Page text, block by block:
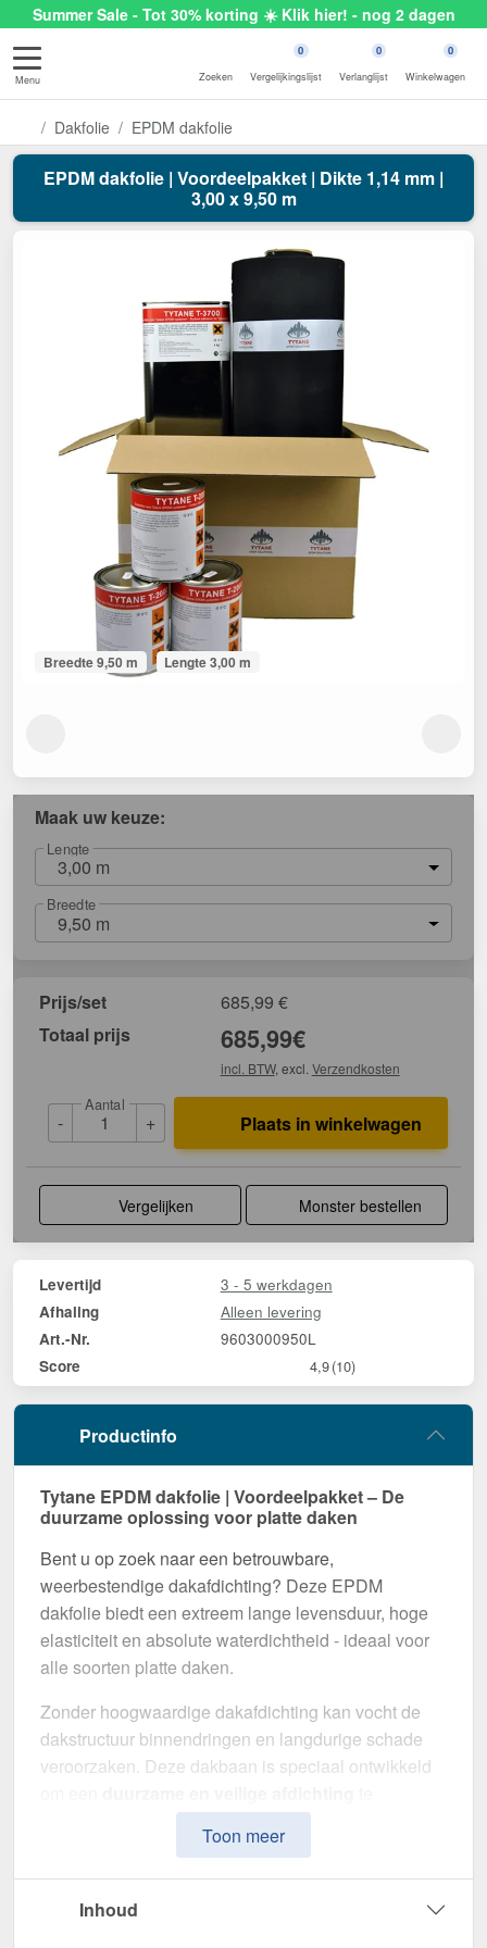
Summer Sale - Tot 30% korting ☀️ Klik hier! - nog 2 dagen
Menu Zoeken
0
Vergelijkingslijst
0
Verlanglijst
0
Winkelwagen
Dakfolie EPDM dakfolie
EPDM dakfolie | Voordeelpakket | Dikte 1,14 mm |
3,00 x 9,50 m
Breedte 9,50 m Lengte 3,00 m
Maak uw keuze:
Lengte
3,00 m
Breedte
9,50 m
Prijs/set 685,99 €
Totaal prijs
685,99€
incl. BTW, excl. Verzendkosten
-
Aantal
+ Plaats in winkelwagen
Vergelijken Monster bestellen
Levertijd 3 - 5 werkdagen
Afhaling Alleen levering
Art.-Nr. 9603000950L
Score 4,9(10)
Productinfo
Tytane EPDM dakfolie | Voordeelpakket – De
duurzame oplossing voor platte daken
Bent u op zoek naar een betrouwbare,
weerbestendige dakafdichting? Deze EPDM
dakfolie biedt een extreem lange levensduur, hoge
elasticiteit en absolute waterdichtheid - ideaal voor
alle soorten platte daken.
Zonder hoogwaardige dakafdichting kan vocht de
dakstructuur binnendringen en langdurige schade
veroorzaken. Deze dakbaan is speciaal ontwikkeld
garanderen. Het maakt indruk door zijn eenvoudige
montage, hoge weerstand en maximale
duurzaamheid.
Gemaakt van
, is
Toon meer
Inhoud